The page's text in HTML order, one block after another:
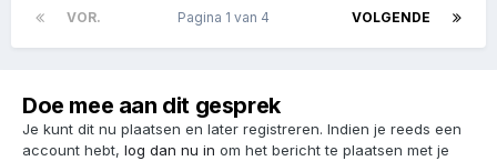
VOR. VOLGENDE
Pagina 1 van 4
Doe mee aan dit gesprek
Je kunt dit nu plaatsen en later registreren. Indien je reeds een
account hebt, log dan nu in om het bericht te plaatsen met je